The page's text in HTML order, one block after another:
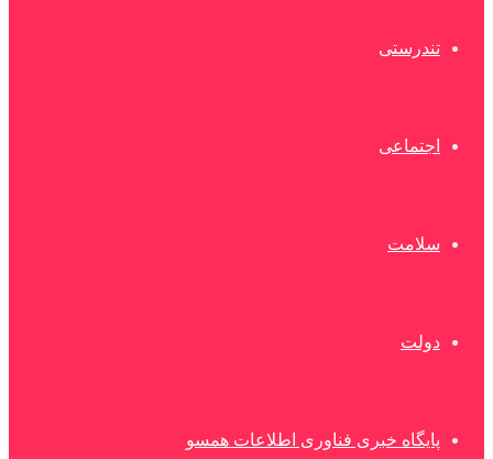
تندرستی
اجتماعی
سلامت
دولت
پایگاه خبری فناوری اطلاعات همسو